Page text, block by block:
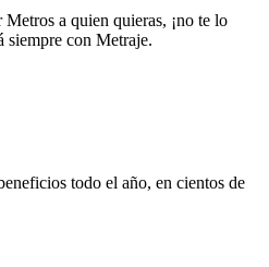
a quien quieras, ¡no te lo
siempre con Metraje.
todo el año, en cientos de